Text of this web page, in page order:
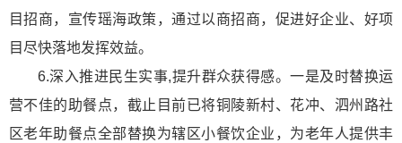
目招商，宣传瑶海政策，通过以商招商，促进好企业、好项
目尽快落地发挥效益。
6.深入推进民生实事,提升群众获得感。一是及时替换运
营不佳的助餐点， 截止目前已将铜陵新村、花冲、泗州路社
区老年助餐点全部替换为辖区小餐饮企业，为老年人提供丰